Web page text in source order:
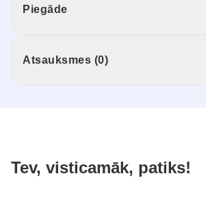
Piegāde
Atsauksmes (0)
Tev, visticamāk, patiks!